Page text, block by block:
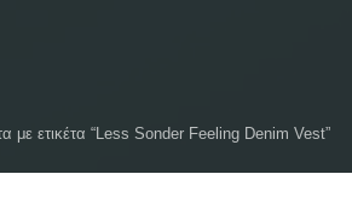
με ετικέτα “Less Sonder Feeling Denim Vest”